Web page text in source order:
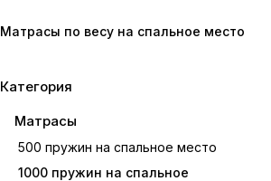
Матрасы по весу на спальное место
Категория
Матрасы
500 пружин на спальное место
1000 пружин на спальное